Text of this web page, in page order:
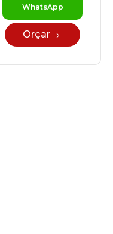
WhatsApp
Orçar